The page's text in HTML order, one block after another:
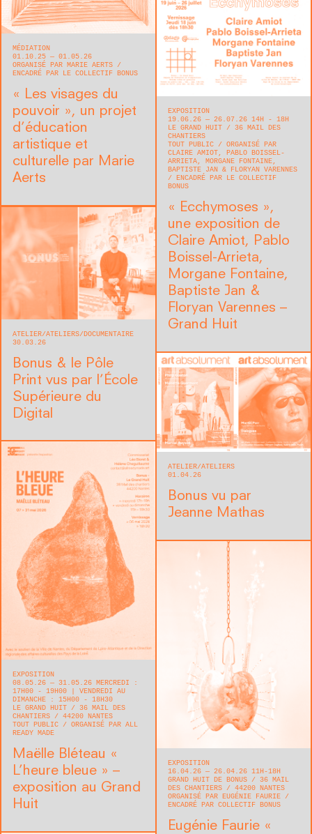
MÉDIATION
01.10.25 — 01.05.26
ORGANISÉ PAR MARIE AERTS
ENCADRÉ PAR LE COLLECTIF BONUS
« Les visages du
pouvoir », un projet
d’éducation
artistique et
culturelle par Marie
Aerts
EXPOSITION
19.06.26 — 26.07.26 14H - 18H
LE GRAND HUIT
36 MAIL DES
CHANTIERS
TOUT PUBLIC
ORGANISÉ PAR
CLAIRE AMIOT, PABLO BOISSEL-
ARRIETA, MORGANE FONTAINE,
BAPTISTE JAN & FLORYAN VARENNES
ENCADRÉ PAR LE COLLECTIF
BONUS
« Ecchymoses »,
une exposition de
Claire Amiot, Pablo
Boissel-Arrieta,
Morgane Fontaine,
Baptiste Jan &
Floryan Varennes –
Grand Huit
ATELIER ATELIERS
DOCUMENTAIRE
30.03.26
Bonus & le Pôle
Print vus par l’École
Supérieure du
Digital
ATELIER ATELIERS
01.04.26
Bonus vu par
Jeanne Mathas
EXPOSITION
08.05.26 — 31.05.26 MERCREDI :
17H00 - 19H00 | VENDREDI AU
DIMANCHE : 15H00 - 18H30
LE GRAND HUIT
36 MAIL DES
CHANTIERS
44200 NANTES
TOUT PUBLIC
ORGANISÉ PAR ALL
READY MADE
Maëlle Bléteau « ​
L’heure bleue » –
exposition au Grand
Huit
EXPOSITION
16.04.26 — 26.04.26 11H-18H
GRAND HUIT DE BONUS
36 MAIL
DES CHANTIERS
44200 NANTES
ORGANISÉ PAR EUGÉNIE FAURIE
ENCADRÉ PAR COLLECTIF BONUS
Eugénie Faurie « ​